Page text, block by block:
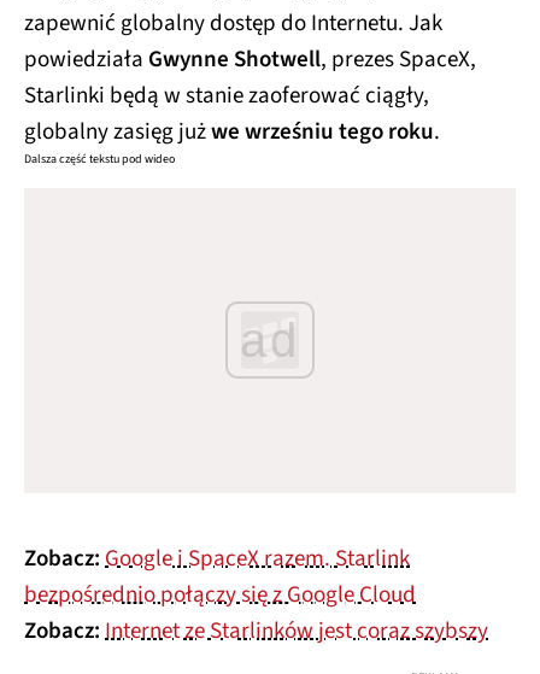
zapewnić globalny dostęp do Internetu. Jak
powiedziała Gwynne Shotwell, prezes SpaceX,
Starlinki będą w stanie zaoferować ciągły,
globalny zasięg jużwe wrześniu tego roku.
Dalsza część tekstu pod wideo
ad
Zobacz: Google i SpaceX razem. Starlink
bezpośrednio połączy się z Google Cloud
Zobacz: Internet ze Starlinków jest coraz szybszy